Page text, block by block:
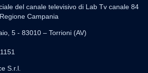
del canale televisivo di Lab Tv canale 84
Campania
5 - 83010 – Torrioni (AV)
S.r.l.